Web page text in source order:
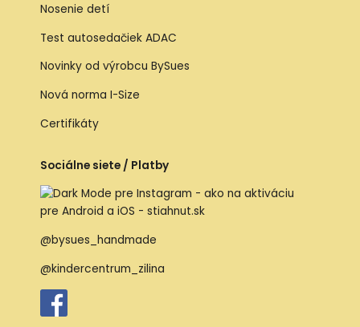
Nosenie detí
Test autosedačiek ADAC
Novinky od výrobcu BySues
Nová norma I-Size
Certifikáty
Sociálne siete / Platby
@bysues_handmade
@kindercentrum_zilina